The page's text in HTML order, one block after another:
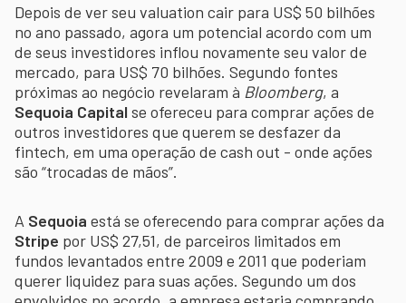
Depois de ver seu valuation cair para US$ 50 bilhões
no ano passado, agora um potencial acordo com um
de seus investidores inflou novamente seu valor de
mercado, para US$ 70 bilhões. Segundo fontes
próximas ao negócio revelaram à Bloomberg, a
Sequoia Capital se ofereceu para comprar ações de
outros investidores que querem se desfazer da
fintech, em uma operação de cash out - onde ações
são “trocadas de mãos”.
A Sequoia está se oferecendo para comprar ações da
Stripe por US$ 27,51, de parceiros limitados em
fundos levantados entre 2009 e 2011 que poderiam
querer liquidez para suas ações. Segundo um dos